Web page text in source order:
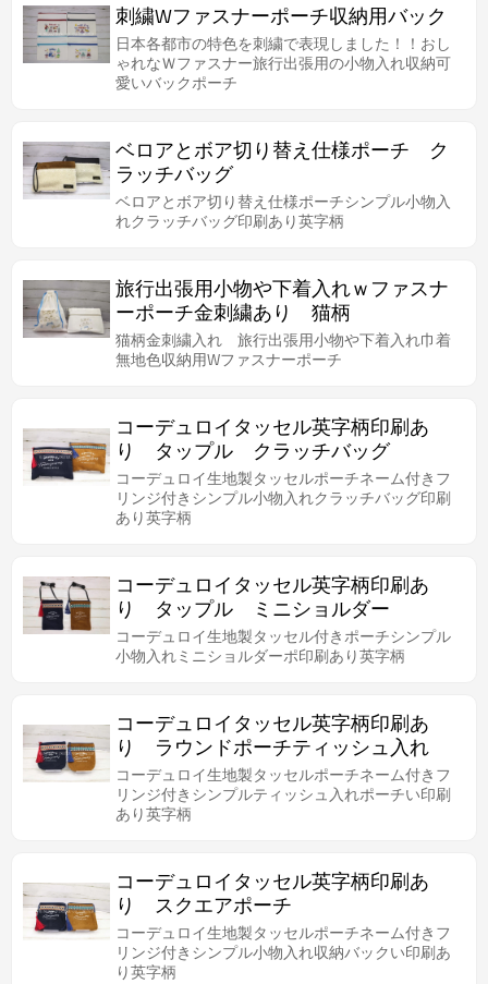
刺繍Wファスナーポーチ収納用バック
日本各都市の特色を刺繍で表現しました！！おし
ゃれなＷファスナー旅行出張用の小物入れ収納可
愛いバックポーチ
ベロアとボア切り替え仕様ポーチ ク
ラッチバッグ
ベロアとボア切り替え仕様ポーチシンプル小物入
れクラッチバッグ印刷あり英字柄
旅行出張用小物や下着入れｗファスナ
ーポーチ金刺繍あり 猫柄
猫柄金刺繍入れ 旅行出張用小物や下着入れ巾着
無地色収納用Wファスナーポーチ
コーデュロイタッセル英字柄印刷あ
り タップル クラッチバッグ
コーデュロイ生地製タッセルポーチネーム付きフ
リンジ付きシンプル小物入れクラッチバッグ印刷
あり英字柄
コーデュロイタッセル英字柄印刷あ
り タップル ミニショルダー
コーデュロイ生地製タッセル付きポーチシンプル
小物入れミニショルダーポ印刷あり英字柄
コーデュロイタッセル英字柄印刷あ
り ラウンドポーチティッシュ入れ
コーデュロイ生地製タッセルポーチネーム付きフ
リンジ付きシンプルティッシュ入れポーチい印刷
あり英字柄
コーデュロイタッセル英字柄印刷あ
り スクエアポーチ
コーデュロイ生地製タッセルポーチネーム付きフ
リンジ付きシンプル小物入れ収納バックい印刷あ
り英字柄